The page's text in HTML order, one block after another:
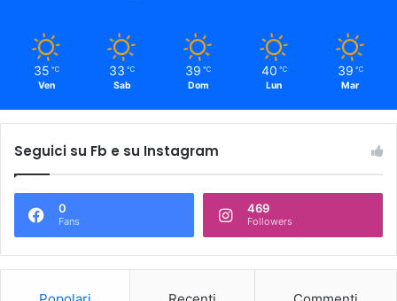
35 ℃
Ven
33 ℃
Sab
39 ℃
Dom
40 ℃
Lun
39 ℃
Mar
Seguici su Fb e su Instagram
0
Fans
469
Followers